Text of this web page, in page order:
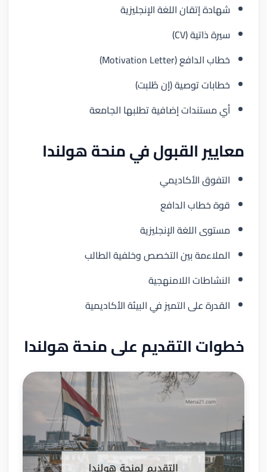
شهادة إتقان اللغة الإنجليزية
سيرة ذاتية (CV)
خطاب الدافع (Motivation Letter)
خطابات توصية (إن طُلبت)
أي مستندات إضافية تطلبها الجامعة
معايير القبول في منحة هولندا
التفوق الأكاديمي
قوة خطاب الدافع
مستوى اللغة الإنجليزية
الملاءمة بين التخصص وخلفية الطالب
النشاطات اللامنهجية
القدرة على التميز في البيئة الأكاديمية
خطوات التقديم على منحة هولندا